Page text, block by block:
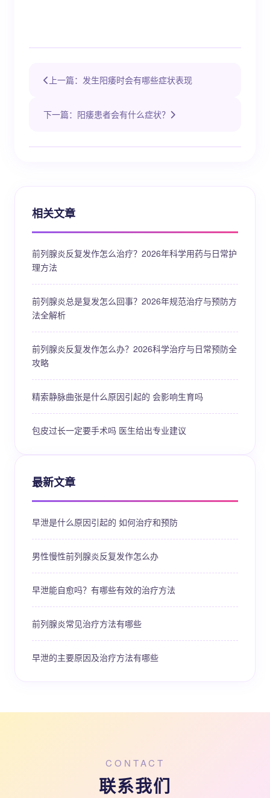
上一篇：发生阳痿时会有哪些症状表现
下一篇：阳痿患者会有什么症状？
相关文章
前列腺炎反复发作怎么治疗？2026年科学用药与日常护
理方法
前列腺炎总是复发怎么回事？2026年规范治疗与预防方
法全解析
前列腺炎反复发作怎么办？2026科学治疗与日常预防全
攻略
精索静脉曲张是什么原因引起的 会影响生育吗
包皮过长一定要手术吗 医生给出专业建议
最新文章
早泄是什么原因引起的 如何治疗和预防
男性慢性前列腺炎反复发作怎么办
早泄能自愈吗？有哪些有效的治疗方法
前列腺炎常见治疗方法有哪些
早泄的主要原因及治疗方法有哪些
CONTACT
联系我们